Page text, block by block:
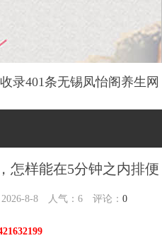
录401条无锡凤怡阁养生网
息
怎样能在5分钟之内排便
8-8 人气： 6评论： 0